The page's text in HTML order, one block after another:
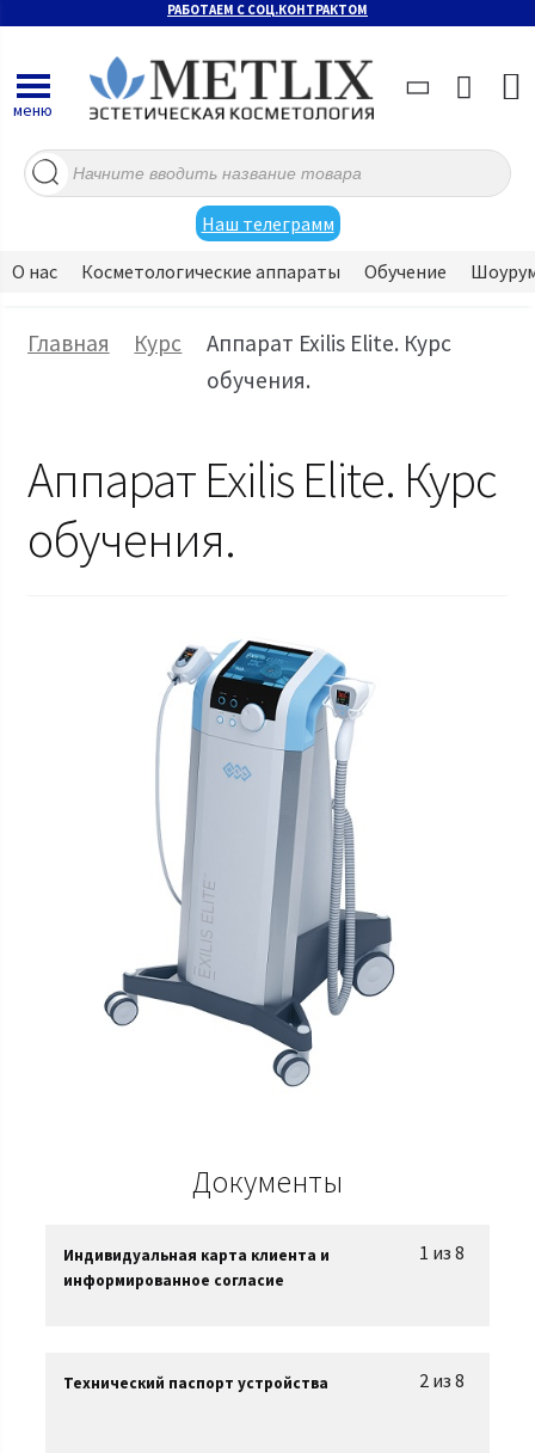
РАБОТАЕМ С СОЦ.КОНТРАКТОМ
Поиск
товаров
Наш телеграмм
меню
О нас Косметологические аппараты Обучение
Главная Курс
Аппарат Exilis Elite. Курс
обучения.
Аппарат Exilis Elite. Курс
обучения.
Документы
1 из 8
Индивидуальная карта клиента и
информированное согласие
2 из 8
Технический паспорт устройства